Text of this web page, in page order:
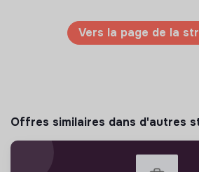
Vers la page de la
Offres similaires dans d'autres